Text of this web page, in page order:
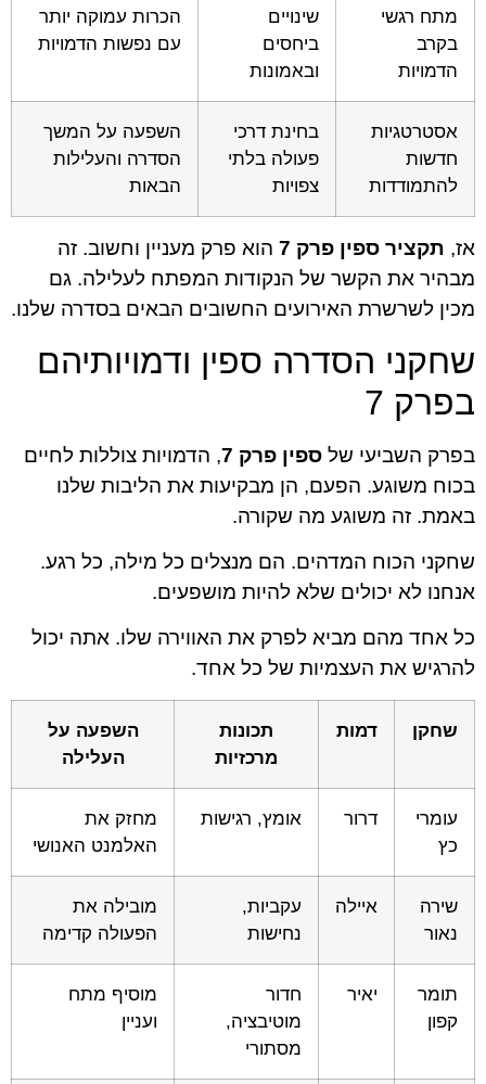
מתח רגשי
בקרב
הדמויות
שינויים
ביחסים
ובאמונות
הכרות עמוקה יותר
עם נפשות הדמויות
אסטרטגיות
חדשות
להתמודדות
בחינת דרכי
פעולה בלתי
צפויות
השפעה על המשך
הסדרה והעלילות
הבאות
אז, תקציר ספין פרק 7
הוא פרק מעניין וחשוב. זה
מבהיר את הקשר של הנקודות המפתח לעלילה. גם
מכין לשרשרת האירועים החשובים הבאים בסדרה שלנו.
שחקני הסדרה ספין ודמויותיהם
בפרק 7
בפרק השביעי של ספין פרק 7
, הדמויות צוללות לחיים
בכוח משוגע. הפעם, הן מבקיעות את הליבות שלנו
באמת. זה משוגע מה שקורה.
שחקני הכוח המדהים. הם מנצלים כל מילה, כל רגע.
אנחנו לא יכולים שלא להיות מושפעים.
כל אחד מהם מביא לפרק את האווירה שלו. אתה יכול
להרגיש את העצמיות של כל אחד.
שחקן דמות
תכונות
מרכזיות
השפעה על
העלילה
עומרי
כץ
דרור אומץ, רגישות
מחזק את
האלמנט האנושי
שירה
נאור
איילה
עקביות,
נחישות
מובילה את
הפעולה קדימה
תומר
קפון
יאיר
חדור
מוטיבציה,
מסתורי
מוסיף מתח
ועניין